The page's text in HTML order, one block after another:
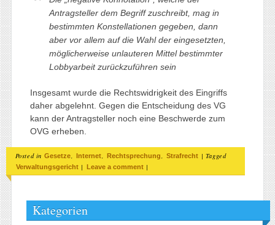
Antragsteller dem Begriff zuschreibt, mag in
bestimmten Konstellationen gegeben, dann
aber vor allem auf die Wahl der eingesetzten,
möglicherweise unlauteren Mittel bestimmter
Lobbyarbeit zurückzuführen sein
Insgesamt wurde die Rechtswidrigkeit des Eingriffs
daher abgelehnt. Gegen die Entscheidung des VG
kann der Antragsteller noch eine Beschwerde zum
OVG erheben.
Posted in Gesetze, Internet, Rechtsprechung, Strafrecht | Tagged
Verwaltungsgericht | Leave a comment |
Kategorien